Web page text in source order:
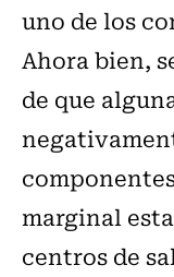
uno de los
Ahora bien,
de que
marginal
centros de